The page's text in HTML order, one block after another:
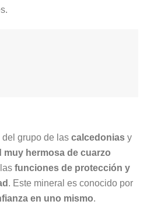
del grupo de las calcedonias y
muy hermosa de cuarzo
funciones de protección y
. Este mineral es conocido por
en uno mismo.